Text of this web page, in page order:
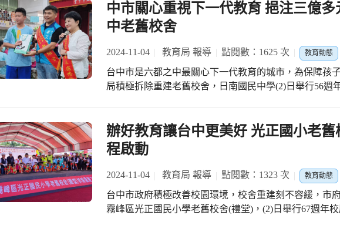
母節慶祝活動和今(113)年5月響應國際家庭日，在中央
庭日活動都吸引千位以上市民家人參與，讓更多人了解
會長協會合作，聚焦於AI浪潮下的家長陪伴議題。 同時
健康與家庭和諧，家庭教育中心與8家知名企業合作，推
講堂課程」，為勞工朋友服務；今年第四季將聚焦青年
推出一系列精采、多元的婚姻（含婚前）教育活動課程
個在地特色場域，協助青年朋友自我成長，「把自己經
藉此提升市民結婚意願，減輕年輕族群對婚育議題的壓
首長，其中教育面向獲六都第一，她非常重視教育，教
術與教學的融合，進一步提升學生的學習品質與競爭力
博覽會」，這次延續了前五屆的成功經驗，展現了全市
入理解與實踐；今年舉辦的主題為「教育Highlight AI&I
來主題演講「AI時代的教學與親子關係」，引導與會者
現場及家庭互動。 教育局指出，此次博覽會分為三大單
AI市集」及「創新AI課堂」；在創意AI市集中，展示了
了來自國教輔導團、專業實踐分團及優秀教師群的25場
數學、社會、藝術等多個領域，並結合AI技術進行分享
歌」則將蒙古音樂文化與AI創作結合，讓學生進行音樂編
中市關心重視下一代教育 挹注三億多
中老舊校舍
2024-11-04 教育局 報導 點閱數：1625 次 教育動態
台中市是六都之中最關心下一代教育的城市，為保障孩
局積極拆除重建老舊校舍，日南國民中學(2)日舉行56週
完工。 市長盧秀燕及教育局長蔣偉民與地方民代今天到場主持動土典禮，期待新校
舍早日完工提供學生更優質學習環境。盧市長表示，她上
12.3億餘元拆除改建了國小9校10棟、國中3校3棟老舊校
年至115年將拆除改建國小5校5棟、國中4校9棟老舊校舍
為了孩子們上課的安全，市府排除萬難積極進行，后綜
底率先動土改建，今年10月至今則有大雅區大明國小、
辦好教育讓台中更美好 光正國小老
程啟動
2024-11-04 教育局 報導 點閱數：1323 次 教育動態
台中市政府積極改善校園環境，校舍重建刻不容緩，市
霧峰區光正國民小學老舊校舍(禮堂)，(2)日舉行67週年